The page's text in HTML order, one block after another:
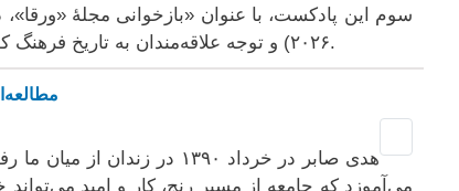
۲۰۲۶) و توجه علاقه‌مندان به تاریخ فرهنگ کودکان ایران و فعالیت‌های فرهنگی بهائی را جلب کرده است.
هدی صابر در خرداد ۱۳۹۰ در
می‌آموزد که جامعه از مسیر رنج، کار و امید